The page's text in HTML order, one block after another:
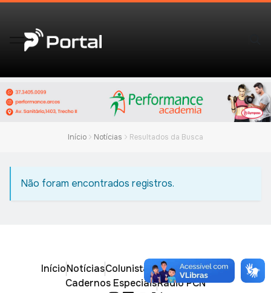
Início Notícias Resultados da Busca
Não foram encontrados registros.
InícioNotíciasColunistasObituárioVídeos
Cadernos EspeciaisRádio PCN